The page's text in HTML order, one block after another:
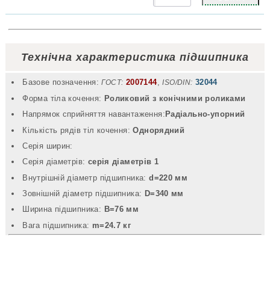
Технічна характеристика підшипника
Базове позначення: ГОСТ: 2007144,ISO/DIN: 32044
Форма тіла кочення: Роликовий з конічними роликами
Напрямок сприйняття навантаження: Радіально-упорний
Кількість рядів тіл кочення:Однорядний
Серія ширин:
Серія діаметрів: серія діаметрів 1
Внутрішній діаметр підшипника:d=220 мм
Зовнішній діаметр підшипника: D=340 мм
Ширина підшипника: B=76 мм
Вага підшипника: m=24.7 кг